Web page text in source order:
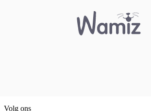
Volg ons